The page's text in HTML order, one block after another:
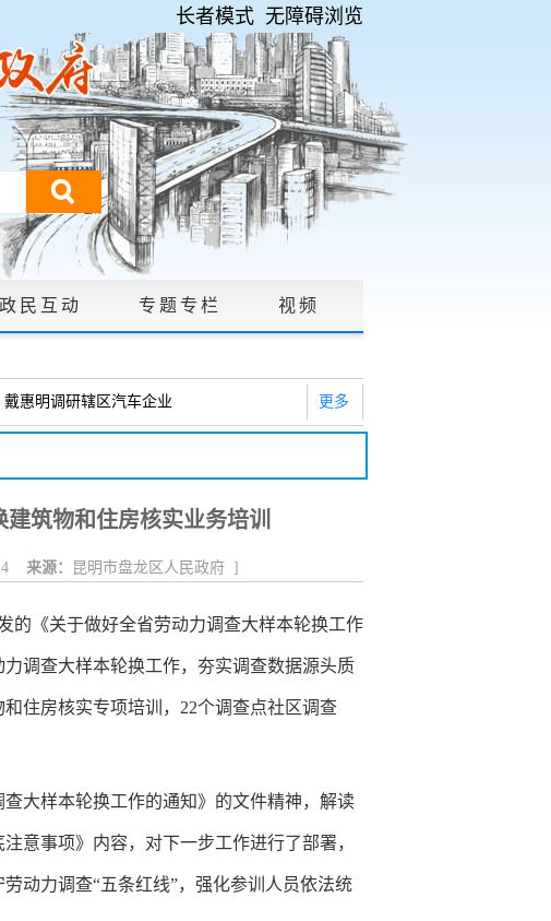
无障碍浏览
长者模式
政民互动 专题专栏 视频
信息依申请公开 |
戴惠明调研辖区汽车企业
盘龙区委2026年度巡察工作会暨十三届...
区广电局组织开展全区应急广播管理使...
更多
筑物和住房核实业务培训
来源： 昆明市盘龙区人民政府 ]
的《关于做好全省劳动力调查大样本轮换工作
调查大样本轮换工作，夯实调查数据源头质
住房核实专项培训，22个调查点社区调查
大样本轮换工作的通知》的文件精神，解读
意事项》内容，对下一步工作进行了部署，
动力调查“五条红线”，强化参训人员依法统